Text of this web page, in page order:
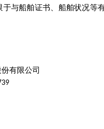
与船舶证书、船舶状况等
有限公司